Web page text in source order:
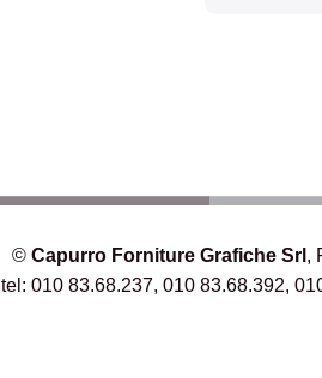
© Capurro Forniture Grafiche Srl ,
tel: 010 83.68.237, 010 83.68.392,